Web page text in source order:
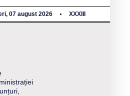
07 august 2026 XXXIII